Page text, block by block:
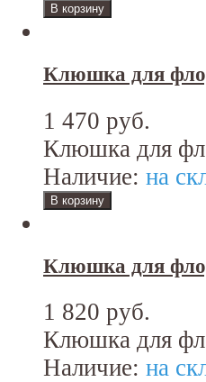
Клюшка для
1 470 руб.
Клюшка для
Наличие: на
Клюшка для
1 820 руб.
Клюшка для
Наличие: на